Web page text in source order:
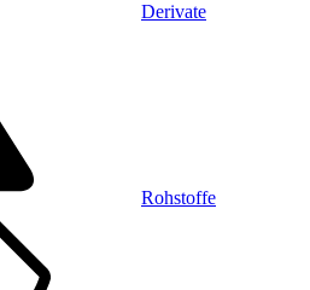
Derivate
Rohstoffe